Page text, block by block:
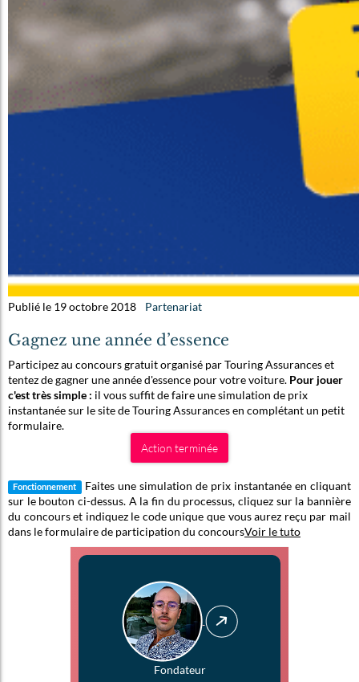
Publié le 19 octobre 2018 Partenariat
Gagnez une année d’essence
Participez au concours gratuit organisé par Touring Assurances et
tentez de gagner une année d'essence pour votre voiture. Pour jouer
c'est très simple : il vous suffit de faire une simulation de prix
instantanée sur le site de Touring Assurances en complétant un petit
formulaire.
Action terminée
Fonctionnement Faites une simulation de prix instantanée en cliquant
sur le bouton ci-dessus. A la fin du processus, cliquez sur la bannière
du concours et indiquez le code unique que vous aurez reçu par mail
dans le formulaire de participation du concoursVoir le tuto
Fondateur